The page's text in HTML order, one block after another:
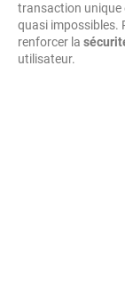
transaction unique
quasi impossibles.
renforcer la
utilisateur.